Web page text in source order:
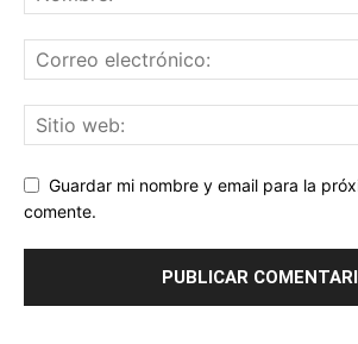
Guardar mi nombre y email para la
comente.